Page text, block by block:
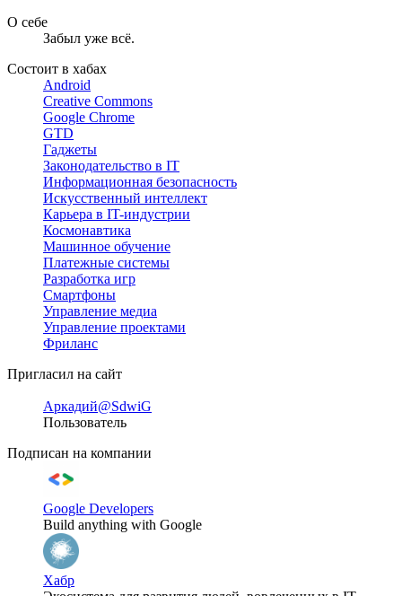
О себе
Забыл уже всё.
Состоит в хабах
Android
Creative Commons
Google Chrome
GTD
Гаджеты
Законодательство в IT
Информационная безопасность
Искусственный интеллект
Карьера в IT-индустрии
Космонавтика
Машинное обучение
Платежные системы
Разработка игр
Смартфоны
Управление медиа
Управление проектами
Фриланс
Пригласил на сайт
Аркадий@SdwiG
Пользователь
Подписан на компании
Google Developers
Build anything with Google
Хабр